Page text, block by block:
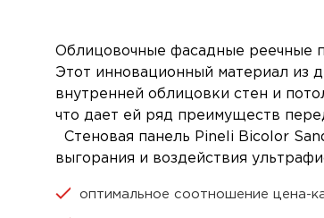
Облицовочные фасадные реечные
Этот инновационный материал из
внутренней облицовки стен и
что дает ей ряд преимуществ
Стеновая панель Pineli Bicolor
выгорания и воздействия
оптимальное соотношение цена-